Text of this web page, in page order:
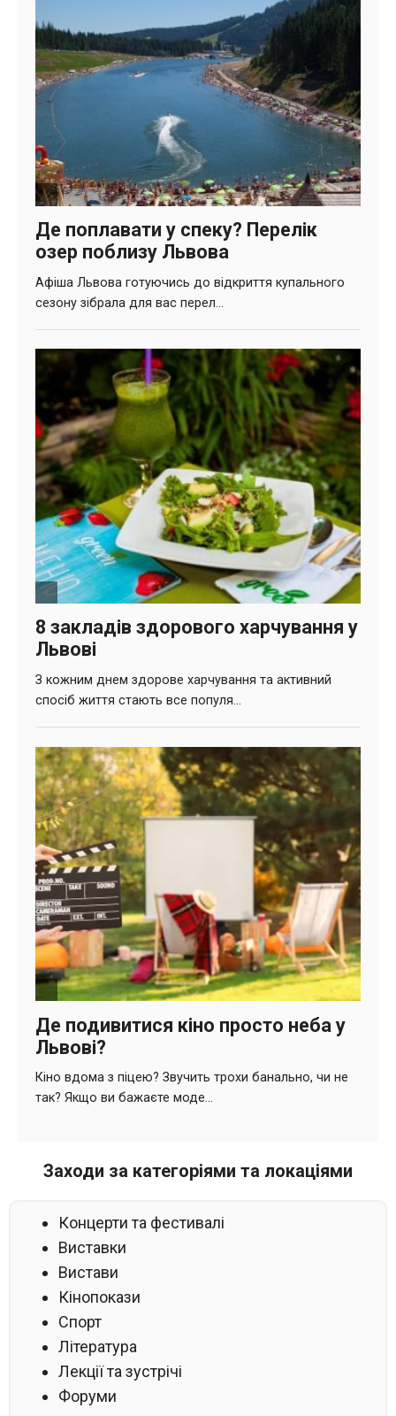
Заходи за категоріями та локаціями
Концерти та фестивалі
Виставки
Вистави
Кінопокази
Спорт
Література
Лекції та зустрічі
Форуми